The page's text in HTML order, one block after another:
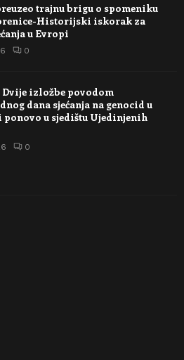
trajnu brigu o spomeniku
Historijski iskorak za
u Evropi
0
Dvije izložbe povodom
dana sjećanja na genocid u
ponovo u sjedištu Ujedinjenih
0